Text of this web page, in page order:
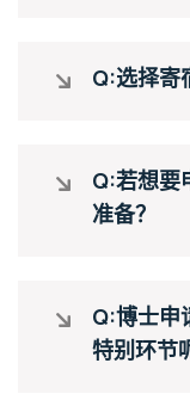
Q:选择寄
Q:若想要
准备？
Q:博士申
特别环节